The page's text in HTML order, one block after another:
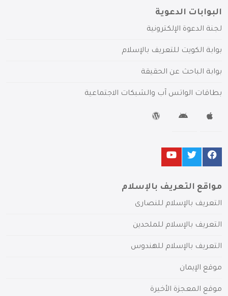
البوابات الدعوية
لجنة الدعوة الإلكترونية
بوابة الكويت للتعريف بالإسلام
بوابة الباحث عن الحقيقة
بطاقات الواتس آب والشبكات الاجتماعية
مواقع التعريف بالإسلام
التعريف بالإسلام للنصارى
التعريف بالإسلام للملحدين
التعريف بالإسلام للهندوس
موقع الإيمان
موقع المعجزة الأخيرة